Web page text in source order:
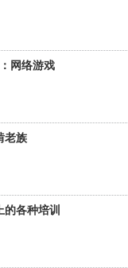
网络游戏
老族
各种培训